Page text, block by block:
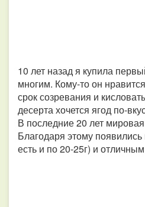
10 лет назад я купила
многим. Кому‑то он
срок созревания и
десерта хочется ягод
В последние 20 лет
Благодаря этому
есть и по 20‑25г) и